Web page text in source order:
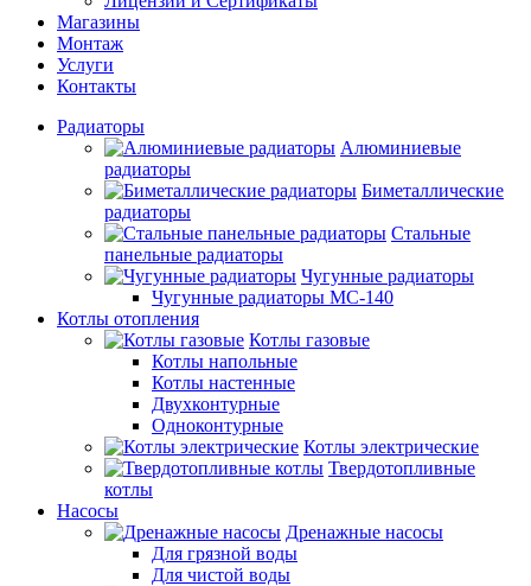
Магазины
Монтаж
Услуги
Контакты
Радиаторы
Алюминиевые
радиаторы
Биметаллические
радиаторы
Стальные
панельные радиаторы
Чугунные радиаторы
Чугунные радиаторы МС-140
Котлы отопления
Котлы газовые
Котлы напольные
Котлы настенные
Двухконтурные
Одноконтурные
Котлы электрические
Твердотопливные
котлы
Насосы
Дренажные насосы
Для грязной воды
Для чистой воды